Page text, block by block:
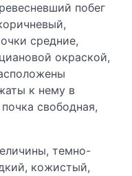
побег
средние,
окраской,
к нему в
свободная,
темно-
кожистый,